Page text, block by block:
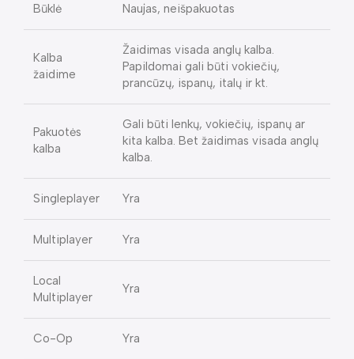
Būklė Naujas, neišpakuotas
Kalba
žaidime
Žaidimas visada anglų kalba.
Papildomai gali būti vokiečių,
prancūzų, ispanų, italų ir kt.
Pakuotės
kalba
Gali būti lenkų, vokiečių, ispanų ar
kita kalba. Bet žaidimas visada anglų
kalba.
Singleplayer Yra
Multiplayer Yra
Local
Multiplayer
Yra
Co-Op Yra